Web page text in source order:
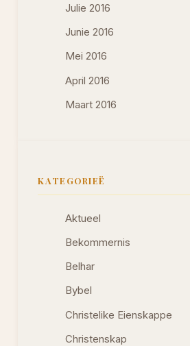
Julie 2016
Junie 2016
Mei 2016
April 2016
Maart 2016
KATEGORIEË
Aktueel
Bekommernis
Belhar
Bybel
Christelike Eienskappe
Christenskap